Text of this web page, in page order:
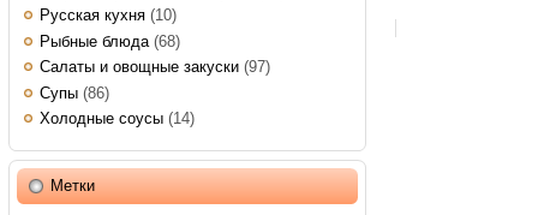
Русская кухня (10)
Рыбные блюда (68)
Салаты и овощные закуски (97)
Супы (86)
Холодные соусы (14)
Метки